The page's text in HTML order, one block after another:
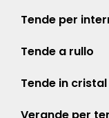
Tende per
Tende a rullo
Tende in